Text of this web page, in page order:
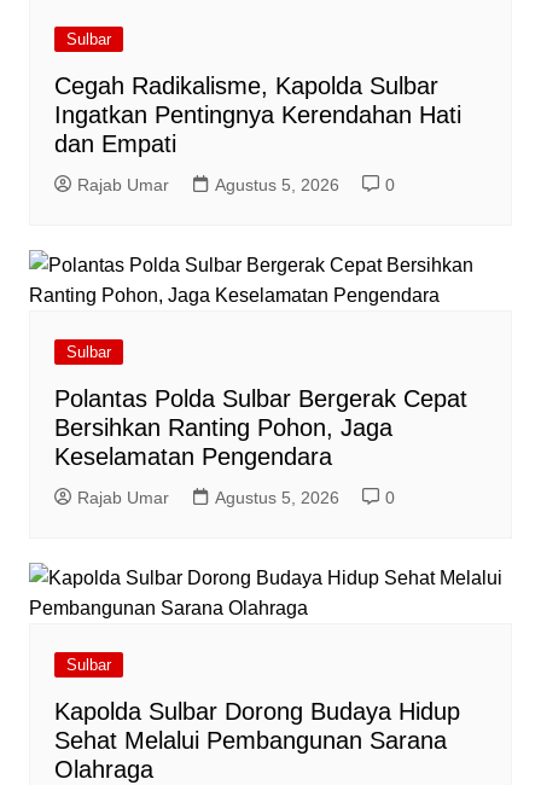
Sulbar
Cegah Radikalisme, Kapolda Sulbar
Ingatkan Pentingnya Kerendahan Hati
dan Empati
Rajab Umar Agustus 5, 2026 0
Sulbar
Polantas Polda Sulbar Bergerak Cepat
Bersihkan Ranting Pohon, Jaga
Keselamatan Pengendara
Rajab Umar Agustus 5, 2026 0
Sulbar
Kapolda Sulbar Dorong Budaya Hidup
Sehat Melalui Pembangunan Sarana
Olahraga